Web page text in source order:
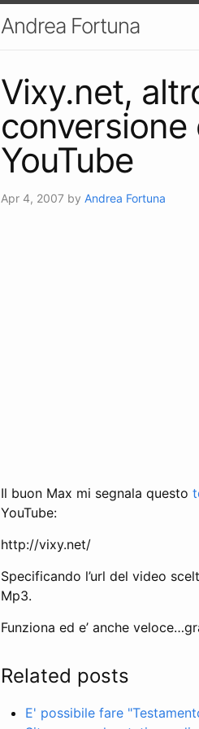
Andrea Fortuna
Vixy.net,
YouTube
Apr 4, 2007 by Andrea Fortuna
Il buon Max mi segnala questo
YouTube:
http://vixy.net/
Specificando l’url del video
Mp3.
Funziona ed e’ anche
Related posts
E' possibile fare